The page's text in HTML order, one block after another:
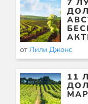
7
отЛили Джонс
11